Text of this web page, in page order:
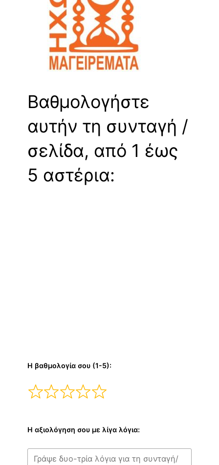
Βαθμολογήστε
αυτήν τη συνταγή /
σελίδα, από 1 έως
5 αστέρια:
Η βαθμολογία σου (1-5):
Η αξιολόγηση σου με λίγα λόγια: